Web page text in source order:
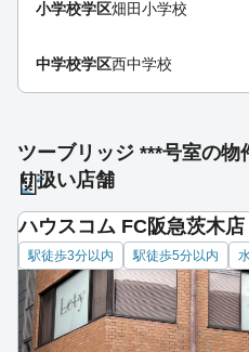
小学校学区畑田小学校
中学校学区西中学校
ツーブリッジ ***号室の物
り扱い店舗
ハウスコム FC阪急茨木店
駅徒歩3分以内 駅徒歩5分以内